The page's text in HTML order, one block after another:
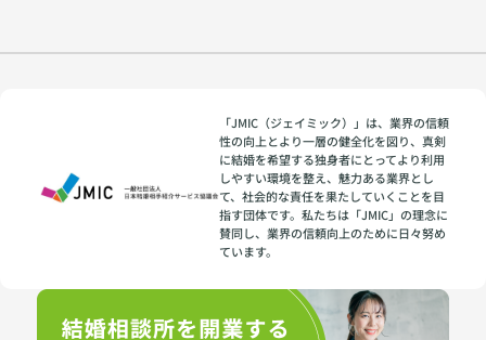
「JMIC（ジェイミック）」は、業界の信頼
性の向上とより一層の健全化を図り、真剣
に結婚を希望する独身者にとってより利用
しやすい環境を整え、魅力ある業界とし
て、社会的な責任を果たしていくことを目
指す団体です。私たちは「JMIC」の理念に
賛同し、業界の信頼向上のために日々努め
ています。